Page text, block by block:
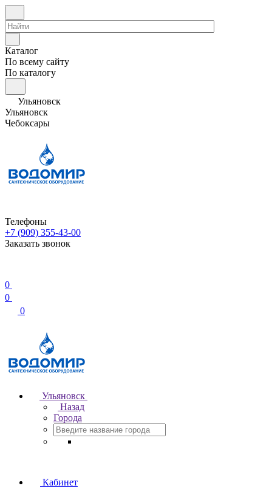
Каталог
По всему сайту
По каталогу
Ульяновск
Ульяновск
Чебоксары
Телефоны
+7 (909) 355-43-00
Заказать звонок
0
0
0
Ульяновск
Назад
Города
Кабинет